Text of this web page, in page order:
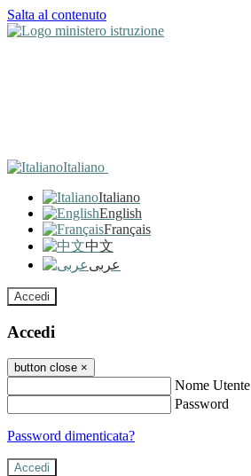
Salta al contenuto
Italiano
Italiano
English
Français
中文
عربى
Accedi
Accedi
button close ×
Nome Utente
Password
Password dimenticata?